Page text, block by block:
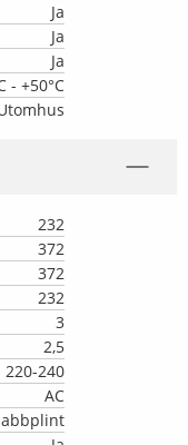
Ja
Ja
Ja
- +50°C
232
372
372
232
3
2,5
220-240
AC